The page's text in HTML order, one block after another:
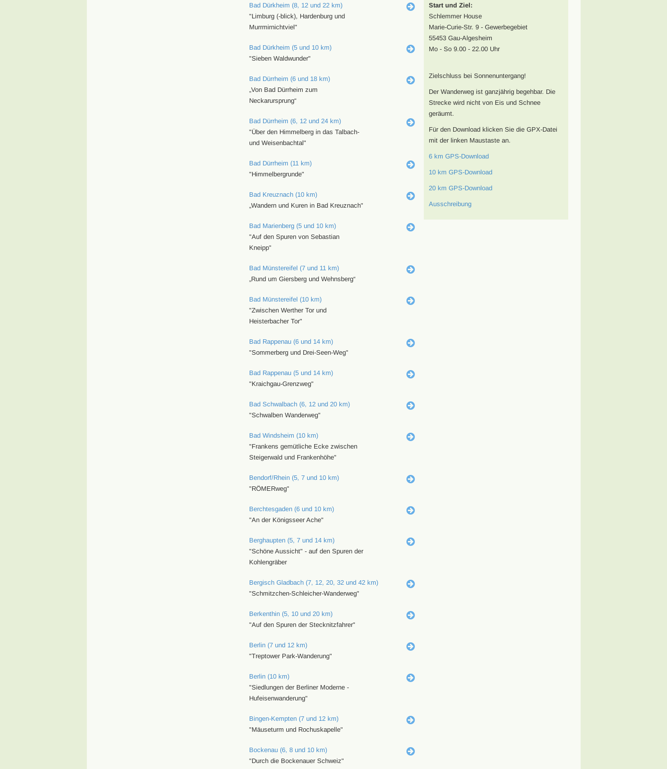
Bad Dürkheim (8, 12 und 22 km)
"Limburg (-blick), Hardenburg und
Murrmirnichtviel"
Bad Dürkheim (5 und 10 km)
"Sieben Waldwunder"
Bad Dürrheim (6 und 18 km)
„Von Bad Dürrheim zum
Neckarursprung“
Bad Dürrheim (6, 12 und 24 km)
"Über den Himmelberg in das Talbach-
und Weisenbachtal"
Bad Dürrheim (11 km)
"Himmelbergrunde"
Bad Kreuznach (10 km)
„Wandern und Kuren in Bad Kreuznach"
Bad Marienberg (5 und 10 km)
"Auf den Spuren von Sebastian
Kneipp"
Bad Münstereifel (7 und 11 km)
„Rund um Giersberg und Wehnsberg“
Bad Münstereifel (10 km)
"Zwischen Werther Tor und
Heisterbacher Tor"
Bad Rappenau (6 und 14 km)
"Sommerberg und Drei-Seen-Weg"
Bad Rappenau (5 und 14 km)
"Kraichgau-Grenzweg"
Bad Schwalbach (6, 12 und 20 km)
"Schwalben Wanderweg"
Bad Windsheim (10 km)
"Frankens gemütliche Ecke zwischen
Steigerwald und Frankenhöhe"
Bendorf/Rhein (5, 7 und 10 km)
"RÖMERweg"
Berchtesgaden (6 und 10 km)
"An der Königsseer Ache"
Berghaupten (5, 7 und 14 km)
"Schöne Aussicht" - auf den Spuren der
Kohlengräber
Bergisch Gladbach (7, 12, 20, 32 und 42 km)
"Schmitzchen-Schleicher-Wanderweg"
Berkenthin (5, 10 und 20 km)
"Auf den Spuren der Stecknitzfahrer"
Berlin (7 und 12 km)
"Treptower Park-Wanderung"
Berlin (10 km)
"Siedlungen der Berliner Moderne -
Hufeisenwanderung"
Bingen-Kempten (7 und 12 km)
"Mäuseturm und Rochuskapelle"
Bockenau (6, 8 und 10 km)
"Durch die Bockenauer Schweiz"
Start und Ziel:
Schlemmer House
Marie-Curie-Str. 9 - Gewerbegebiet
55453 Gau-Algesheim
Mo - So 9.00 - 22.00 Uhr
Zielschluss bei Sonnenuntergang!
Der Wanderweg ist ganzjährig begehbar. Die
Strecke wird nicht von Eis und Schnee
geräumt.
Für den Download klicken Sie die GPX-Datei
mit der linken Maustaste an.
6 km GPS-Download
10 km GPS-Download
20 km GPS-Download
Ausschreibung